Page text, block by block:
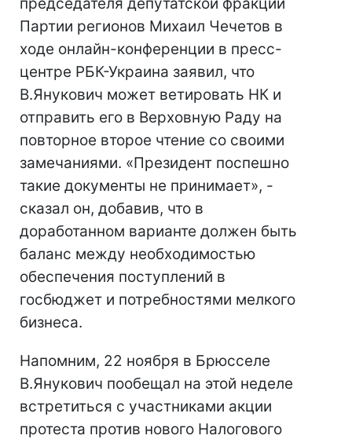
Партии регионов Михаил Чечетов в
ходе онлайн-конференции в пресс-
центре РБК-Украина заявил, что
В.Янукович может ветировать НК и
отправить его в Верховную Раду на
повторное второе чтение со своими
замечаниями. «Президент поспешно
такие документы не принимает», -
сказал он, добавив, что в
доработанном варианте должен быть
баланс между необходимостью
обеспечения поступлений в
госбюджет и потребностями мелкого
бизнеса.
Напомним, 22 ноября в Брюсселе
В.Янукович пообещал на этой неделе
встретиться с участниками акции
протеста против нового Налогового